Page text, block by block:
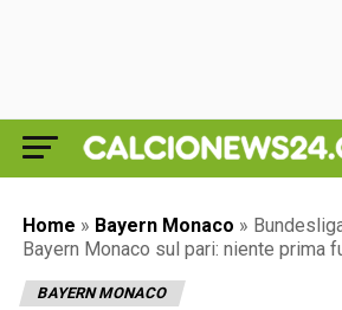
Home » Bayern Monaco »
Bayern Monaco sul pari: niente prima
BAYERN MONACO